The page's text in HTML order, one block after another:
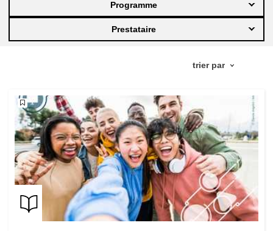
éducation et renforcement des capacités
emploi, commerce et économie
salubrité et sécurité alimentaire
fragilité, situations de crise & résilience
genre, inégalité et inclusion
Programme
Prestataire